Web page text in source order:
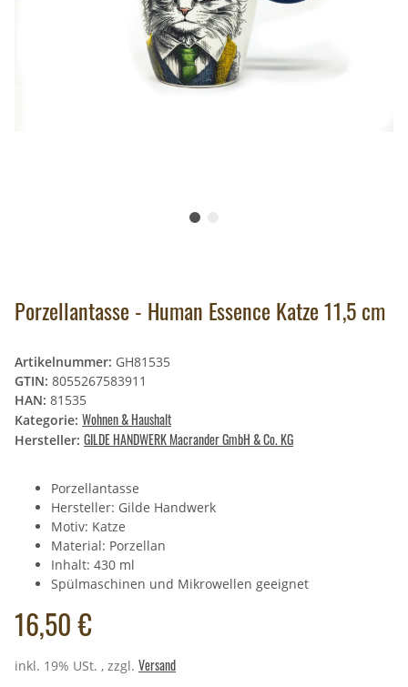
Porzellantasse - Human Essence Katze 11,5 cm
Artikelnummer: GH81535
GTIN: 8055267583911
HAN: 81535
Kategorie: Wohnen & Haushalt
Hersteller: GILDE HANDWERK Macrander GmbH & Co. KG
Porzellantasse
Hersteller: Gilde Handwerk
Motiv: Katze
Material: Porzellan
Inhalt: 430 ml
Spülmaschinen und Mikrowellen geeignet
16,50 €
inkl. 19% USt. , zzgl. Versand